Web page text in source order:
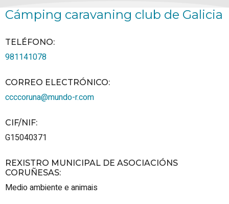
Cámping caravaning club de Galicia
TELÉFONO:
981141078
CORREO ELECTRÓNICO:
ccccoruna@mundo-r.com
CIF/NIF:
G15040371
REXISTRO MUNICIPAL DE ASOCIACIÓNS
CORUÑESAS:
Medio ambiente e animais